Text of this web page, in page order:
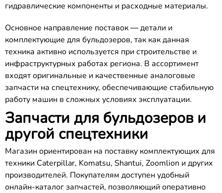
гидравлические компоненты и расходные материалы.
Основное направление поставок — детали и
комплектующие для бульдозеров, так как данная
техника активно используется при строительстве и
инфраструктурных работах региона. В ассортимент
входят оригинальные и качественные аналоговые
запчасти на спецтехнику, обеспечивающие стабильную
работу машин в сложных условиях эксплуатации.
Запчасти для бульдозеров и
другой спецтехники
Магазин ориентирован на поставку комплектующих для
техники Caterpillar, Komatsu, Shantui, Zoomlion и других
производителей. Покупателям доступен удобный
онлайн-каталог запчастей, позволяющий оперативно